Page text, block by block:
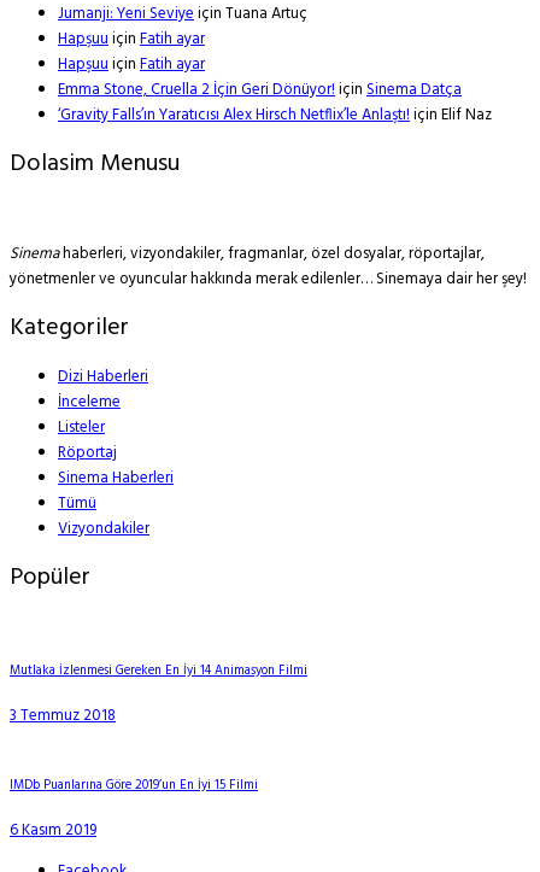
Jumanji: Yeni SeviyeiçinTuana Artuç
HapşuuiçinFatih ayar
HapşuuiçinFatih ayar
Emma Stone, Cruella 2 İçin Geri Dönüyor!içinSinema Datça
‘Gravity Falls’ın Yaratıcısı Alex Hirsch Netflix’le Anlaştı!içinElif Naz
Dolasim Menusu
Sinemahaberleri, vizyondakiler, fragmanlar, özel dosyalar, röportajlar,
yönetmenler ve oyuncular hakkında merak edilenler… Sinemaya dair her şey!
Kategoriler
Dizi Haberleri
İnceleme
Listeler
Röportaj
Sinema Haberleri
Tümü
Vizyondakiler
Popüler
Mutlaka İzlenmesi Gereken En İyi 14 Animasyon Filmi
3 Temmuz 2018
IMDb Puanlarına Göre 2019’un En İyi 15 Filmi
6 Kasım 2019